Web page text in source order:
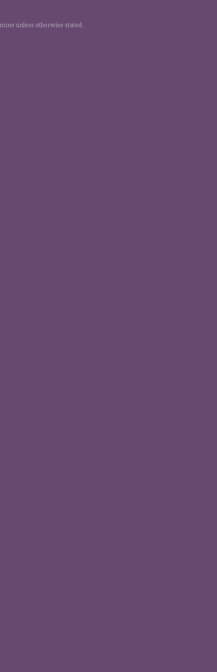
unless otherwise stated.